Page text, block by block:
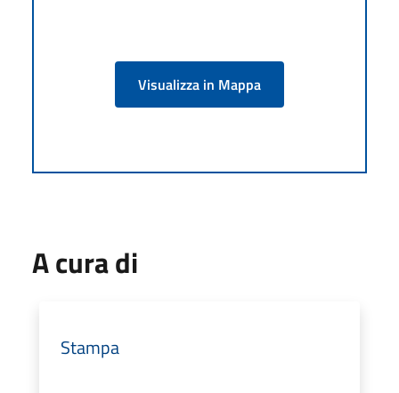
Visualizza in Mappa
A cura di
Stampa